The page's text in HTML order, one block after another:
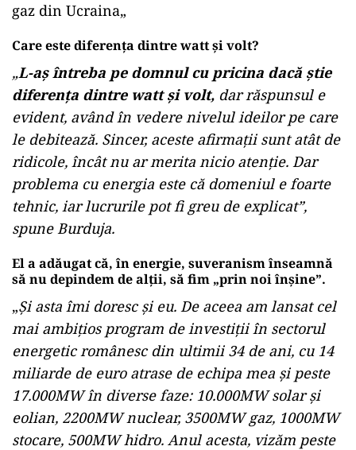
gaz din Ucraina„
Care este diferența dintre watt și volt?
„L-aș întreba pe domnul cu pricina dacă știe
diferența dintre watt și volt, dar răspunsul e
evident, având în vedere nivelul ideilor pe care
le debitează. Sincer, aceste afirmații sunt atât de
ridicole, încât nu ar merita nicio atenție. Dar
problema cu energia este că domeniul e foarte
tehnic, iar lucrurile pot fi greu de explicat”,
spune Burduja.
El a adăugat că, în energie, suveranism înseamnă
să nu depindem de alții, să fim „prin noi înșine”.
„Și asta îmi doresc și eu. De aceea am lansat cel
mai ambițios program de investiții în sectorul
energetic românesc din ultimii 34 de ani, cu 14
miliarde de euro atrase de echipa mea și peste
17.000MW în diverse faze: 10.000MW solar și
eolian, 2200MW nuclear, 3500MW gaz, 1000MW
stocare, 500MW hidro. Anul acesta, vizăm peste